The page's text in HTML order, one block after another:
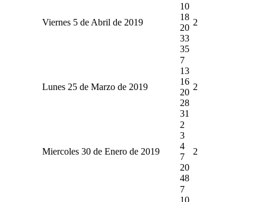
Viernes 5 de Abril de 2019
10
18
20
33
35
2
Lunes 25 de Marzo de 2019
7
13
16
20
28
31
2
Miercoles 30 de Enero de 2019
2
3
4
7
20
48
2
7
10